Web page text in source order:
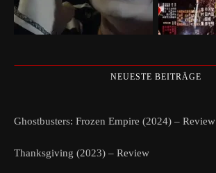
NEUESTE BEITRÄGE
Ghostbusters: Frozen Empire (2024) – Review
Thanksgiving (2023) – Review